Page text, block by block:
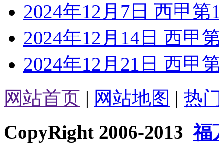
2024年12月7日 西甲
2024年12月14日 西甲
2024年12月21日 西甲
网站首页 | 网站地图 | 热
CopyRight 2006-2013福